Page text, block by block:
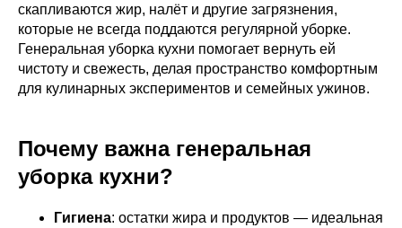
скапливаются жир, налёт и другие загрязнения,
которые не всегда поддаются регулярной уборке.
Генеральная уборка кухни помогает вернуть ей
чистоту и свежесть, делая пространство комфортным
для кулинарных экспериментов и семейных ужинов.
Почему важна генеральная
уборка кухни?
Гигиена: остатки жира и продуктов — идеальная